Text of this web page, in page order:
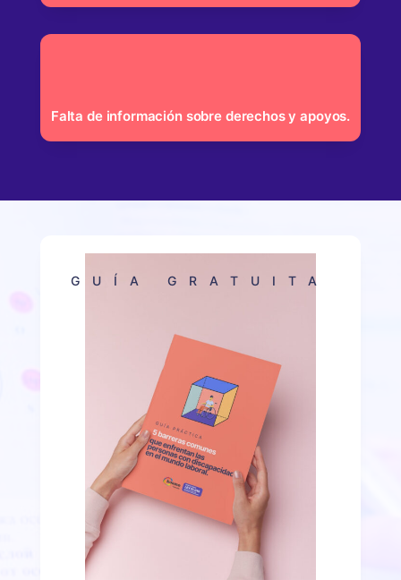
Falta de información sobre derechos y apoyos.
GUÍA GRATUITA